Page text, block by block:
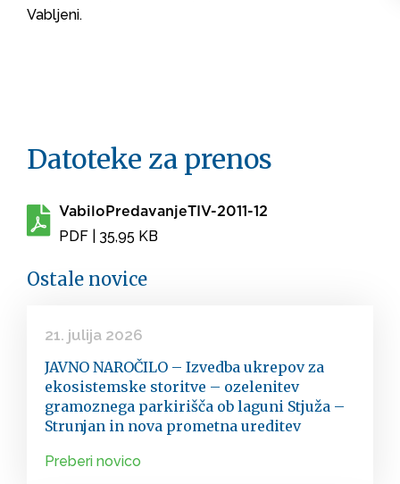
Vabljeni.
Datoteke za prenos
VabiloPredavanjeTIV-2011-12
PDF | 35,95 KB
Ostale novice
21. julija 2026
JAVNO NAROČILO – Izvedba ukrepov za
ekosistemske storitve – ozelenitev
gramoznega parkirišča ob laguni Stjuža –
Strunjan in nova prometna ureditev
Preberi novico